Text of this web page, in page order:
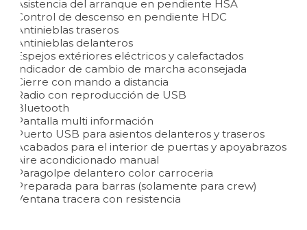
Asistencia del arranque en pendiente HSA
Control de descenso en pendiente HDC
Antinieblas traseros
Antinieblas delanteros
Espejos extériores eléctricos y calefactados
Indicador de cambio de marcha aconsejada
Cierre con mando a distancia
Radio con reproducción de USB
Bluetooth
Pantalla multi información
Puerto USB para asientos delanteros y traseros
Acabados para el interior de puertas y apoyabrazos
Aire acondicionado manual
Paragolpe delantero color carroceria
Preparada para barras (solamente para crew)
Ventana tracera con resistencia